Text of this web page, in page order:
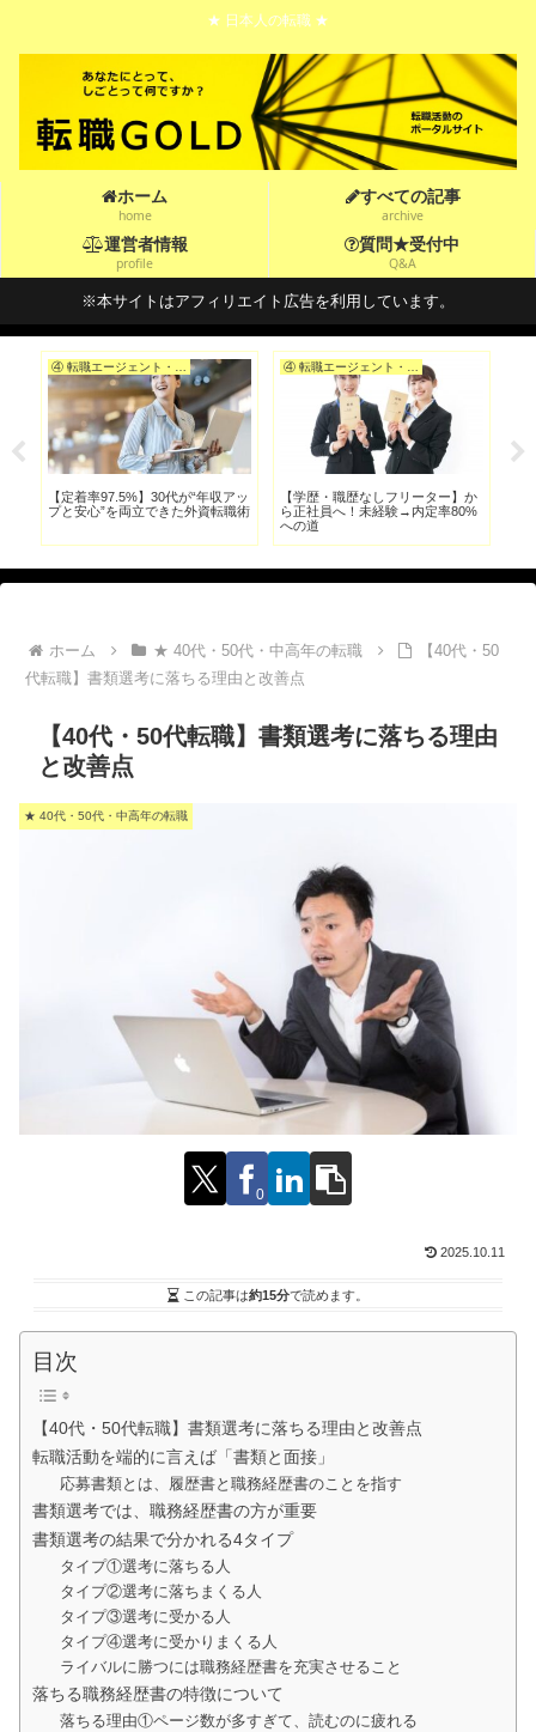
★ 日本人の転職 ★
ホーム
home
すべての記事
archive
運営者情報
profile
質問★受付中
Q&A
※本サイトはアフィリエイト広告を利用しています。
【定着率97.5%】30代が“年収アッ
プと安心”を両立できた外資転職術
【学歴・職歴なしフリーター】か
ら正社員へ！未経験→内定率80%
への道
ホーム ★ 40代・50代・中高年の転職
【40代・50
代転職】書類選考に落ちる理由と改善点
【40代・50代転職】書類選考に落ちる理由
と改善点
★ 40代・50代・中高年の転職
0
2025.10.11
この記事は約15分で読めます。
目次
【40代・50代転職】書類選考に落ちる理由と改善点
転職活動を端的に言えば「書類と面接」
応募書類とは、履歴書と職務経歴書のことを指す
書類選考では、職務経歴書の方が重要
書類選考の結果で分かれる4タイプ
タイプ①選考に落ちる人
タイプ②選考に落ちまくる人
タイプ③選考に受かる人
タイプ④選考に受かりまくる人
ライバルに勝つには職務経歴書を充実させること
落ちる職務経歴書の特徴について
落ちる理由①ページ数が多すぎて、読むのに疲れる